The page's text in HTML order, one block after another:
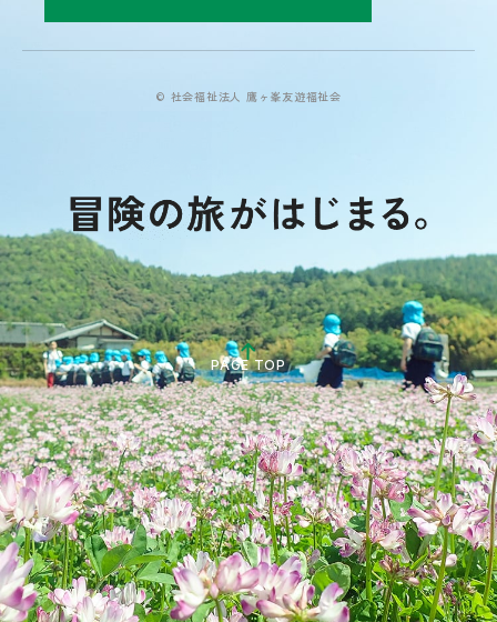
© 社会福祉法人 鷹ヶ峯友遊福祉会
PAGE TOP